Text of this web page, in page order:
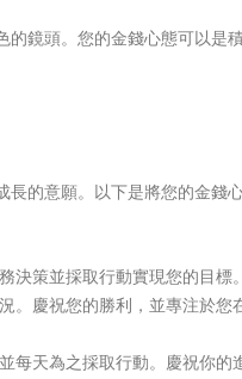
鏡頭。您的金錢心態可以是積
長的意願。以下是將您的金錢
決策並採取行動實現您的目標。
。慶祝您的勝利，並專注於您
每天為之採取行動。慶祝你的